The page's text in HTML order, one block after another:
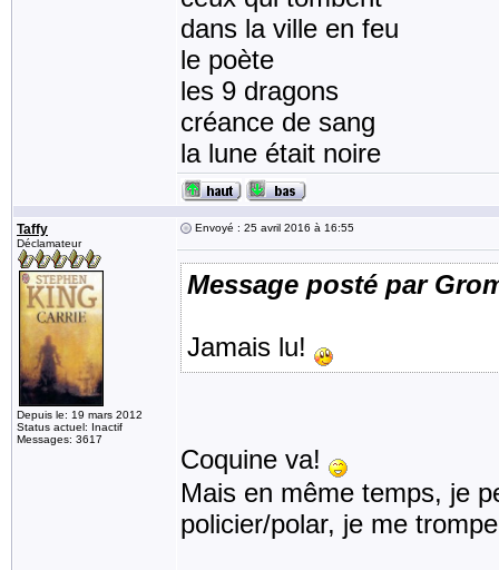
dans la ville en feu
le poète
les 9 dragons
créance de sang
la lune était noire
Taffy
Déclamateur
Depuis le: 19 mars 2012
Status actuel: Inactif
Messages: 3617
Envoyé : 25 avril 2016 à 16:55
Message posté par
Jamais lu!
Coquine va!
Mais en même temps, je
policier/polar, je me